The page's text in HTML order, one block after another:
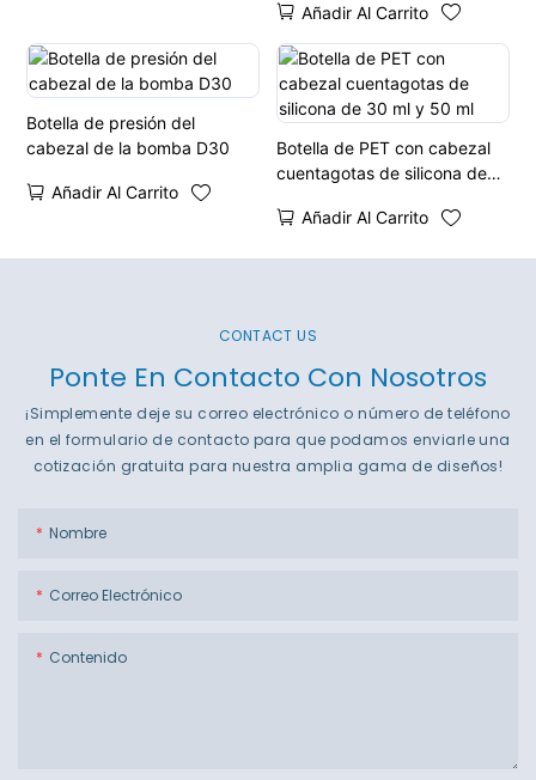
Añadir Al Carrito
Botella de presión del
cabezal de la bomba D30
Añadir Al Carrito
Botella de PET con cabezal
cuentagotas de silicona de
Añadir Al Carrito
CONTACT US
Ponte En Contacto Con Nosotros
¡Simplemente deje su correo electrónico o número de teléfono
en el formulario de contacto para que podamos enviarle una
cotización gratuita para nuestra amplia gama de diseños!
Nombre
Correo Electrónico
Contenido